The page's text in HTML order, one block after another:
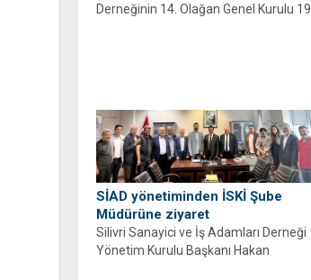
Derneğinin 14. Olağan Genel Kurulu 19
SİAD yönetiminden İSKİ Şube
Müdürüne ziyaret
Silivri Sanayici ve İş Adamları Derneği
Yönetim Kurulu Başkanı Hakan